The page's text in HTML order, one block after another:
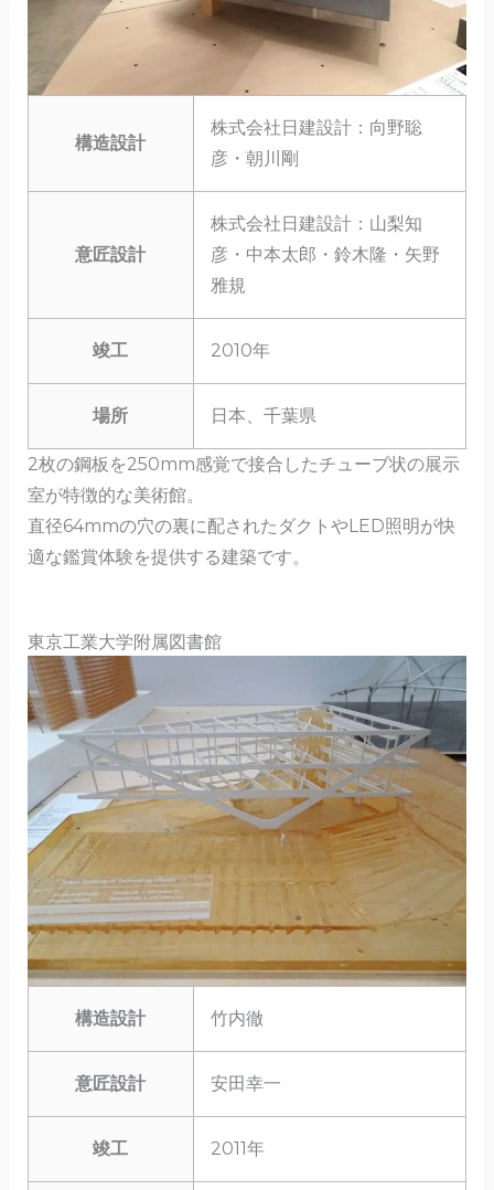
構造設計
株式会社日建設計：向野聡
彦・朝川剛
意匠設計
株式会社日建設計：山梨知
彦・中本太郎・鈴木隆・矢野
雅規
竣工 2010年
場所 日本、千葉県
2枚の鋼板を250mm感覚で接合したチューブ状の展示
室が特徴的な美術館。
直径64mmの穴の裏に配されたダクトやLED照明が快
適な鑑賞体験を提供する建築です。
東京工業大学附属図書館
構造設計 竹内徹
意匠設計 安田幸一
竣工 2011年